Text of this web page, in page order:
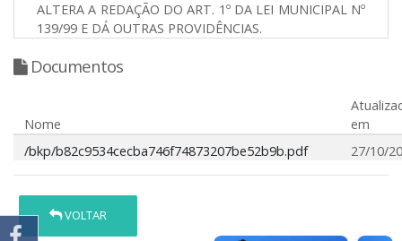
ALTERA A REDAÇÃO DO ART. 1º DA LEI MUNICIPAL Nº
139/99 E DÁ OUTRAS PROVIDÊNCIAS.
Documentos
Nome
em
/bkp/b82c9534cecba746f74873207be52b9b.pdf
27/10/
VOLTAR